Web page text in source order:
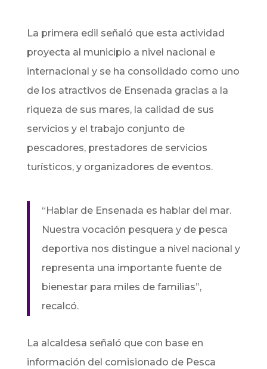
La primera edil señaló que esta actividad
proyecta al municipio a nivel nacional e
internacional y se ha consolidado como uno
de los atractivos de Ensenada gracias a la
riqueza de sus mares, la calidad de sus
servicios y el trabajo conjunto de
pescadores, prestadores de servicios
turísticos, y organizadores de eventos.
“Hablar de Ensenada es hablar del mar.
Nuestra vocación pesquera y de pesca
deportiva nos distingue a nivel nacional y
representa una importante fuente de
bienestar para miles de familias”,
recalcó.
La alcaldesa señaló que con base en
información del comisionado de Pesca